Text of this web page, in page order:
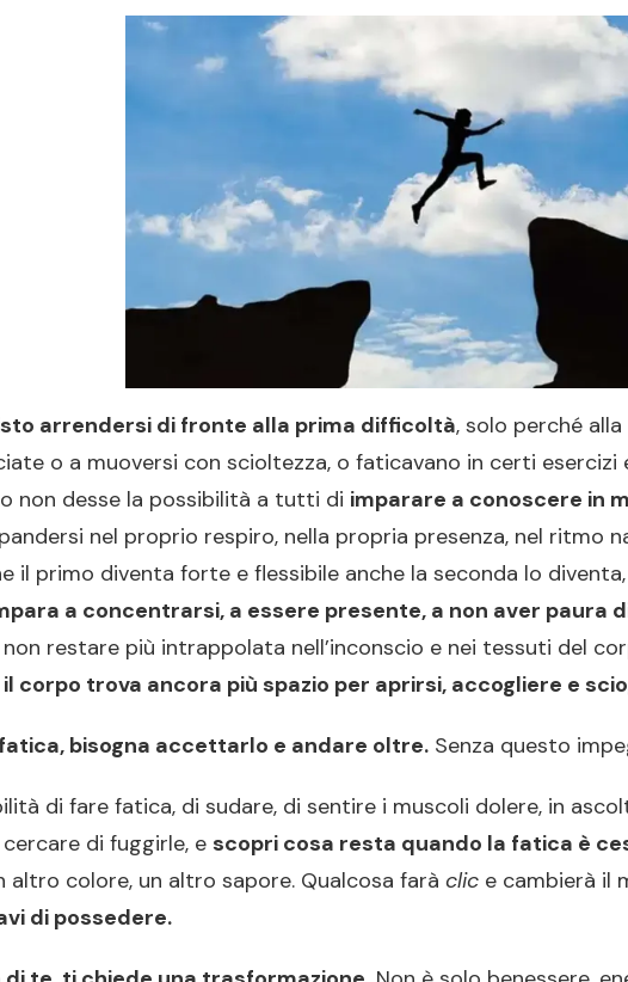
arrendersi di fronte alla prima difficoltà, solo perché
o a muoversi con scioltezza, o faticavano in certi
non desse la possibilità a tutti di imparare a conoscere in
nel proprio respiro, nella propria presenza, nel ritmo
il primo diventa forte e flessibile anche la seconda lo
a concentrarsi, a essere presente, a non aver paura
non restare più intrappolata nell’inconscio e nei tessuti del
il corpo trova ancora più spazio per aprirsi, accogliere e
bisogna accettarlo e andare oltre. Senza questo
di fare fatica, di sudare, di sentire i muscoli dolere, in
di fuggirle, e scopri cosa resta quando la fatica è
altro colore, un altro sapore. Qualcosa farà clic e cambierà il
di possedere.